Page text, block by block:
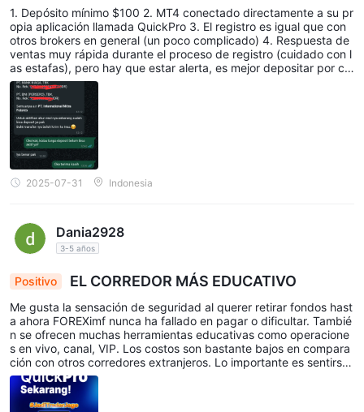
n probar ForexIMF
1. Depósito mínimo $100 2. MT4 conectado directamente a su pr
opia aplicación llamada QuickPro 3. El registro es igual que con
otros brokers en general (un poco complicado) 4. Respuesta de
ventas muy rápida durante el proceso de registro (cuidado con l
as estafas), pero hay que estar alerta, es mejor depositar por cu
enta propia 5. El sitio web parece simple y profesional 6. Hay qu
e depositar primero para activar la cuenta
2025-07-31 Indonesia
Dania2928
3-5 años
Positivo EL CORREDOR MÁS EDUCATIVO
Me gusta la sensación de seguridad al querer retirar fondos hast
a ahora FOREXimf nunca ha fallado en pagar o dificultar. Tambié
n se ofrecen muchas herramientas educativas como operacione
s en vivo, canal, VIP. Los costos son bastante bajos en compara
ción con otros corredores extranjeros. Lo importante es sentirse
seguro porque también sé dónde está la oficina. Especialmente
me gusta mucho la aplicación QuickPro, es realmente práctica y
me ayuda mucho en el trading.